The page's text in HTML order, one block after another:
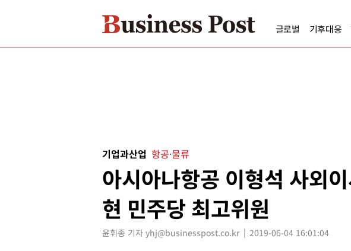
글로벌 기후대응
기업과산업 항공·물류
아시아나항공 이형석 사외
현 민주당 최고위원
윤휘종 기자 yhj@businesspost.co.kr 2019-06-04 16:01:04